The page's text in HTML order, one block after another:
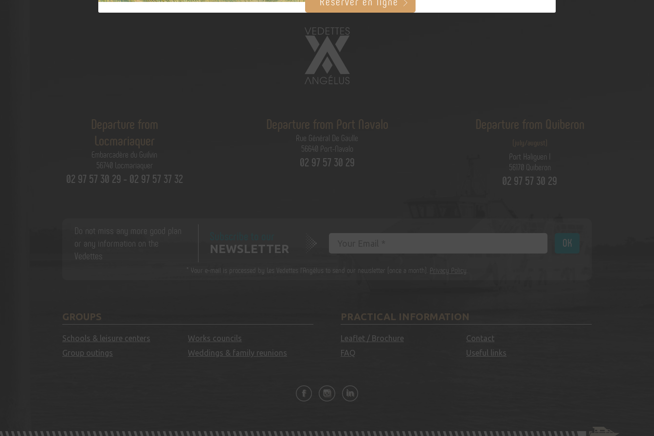
Departure from
Locmariaquer
Embarcadère du Guilvin
56740 Locmariaquer
02 97 57 30 29 - 02 97 57 37 32
Departure from Port Navalo
Rue Général De Gaulle
56640 Port-Navalo
02 97 57 30 29
Departure from Quiberon
(july/august)
Port Haliguen I
56170 Quiberon
02 97 57 30 29
Do not miss any more good plan
or any information on the
Vedettes
NEWSLETTER
* Your e-mail is processed by Les Vedettes l'Angélus to send our newsletter (once a month). Privacy Policy
GROUPS
Schools & leisure centers
Works councils
Group outings
Weddings & family reunions
PRACTICAL INFORMATION
Leaflet / Brochure
Contact
FAQ
Useful links